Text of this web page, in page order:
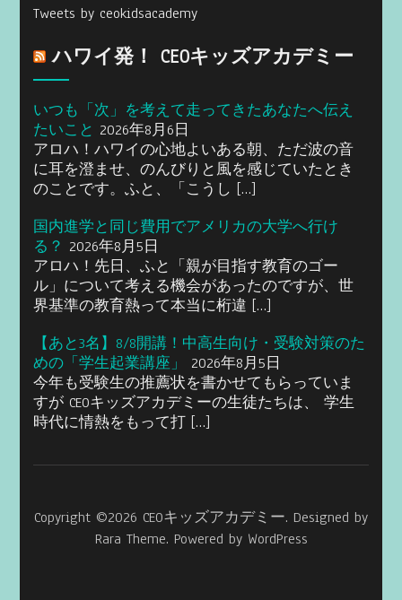
Tweets by ceokidsacademy
ハワイ発！ CEOキッズアカデミー
いつも「次」を考えて走ってきたあなたへ伝え
たいこと 2026年8月6日
アロハ！ハワイの心地よいある朝、ただ波の音
に耳を澄ませ、のんびりと風を感じていたとき
のことです。ふと、「こうし […]
国内進学と同じ費用でアメリカの大学へ行け
る？ 2026年8月5日
アロハ！先日、ふと「親が目指す教育のゴー
ル」について考える機会があったのですが、世
界基準の教育熱って本当に桁違 […]
【あと3名】8/8開講！中高生向け・受験対策のた
めの「学生起業講座」
2026年8月5日
今年も受験生の推薦状を書かせてもらっていま
すが CEOキッズアカデミーの生徒たちは、 学生
時代に情熱をもって打 […]
Copyright ©2026 CEOキッズアカデミー. Designed by
Rara Theme. Powered by WordPress